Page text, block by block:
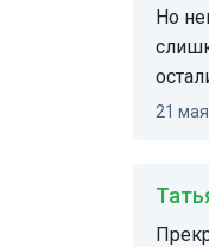
Но
21
Прекрасная экскурсия, мы с мужем остались в восторге! Невероятные по красоте места! А